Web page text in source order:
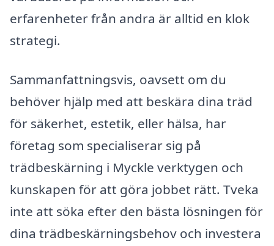
erfarenheter från andra är alltid en klok
strategi.
Sammanfattningsvis, oavsett om du
behöver hjälp med att beskära dina träd
för säkerhet, estetik, eller hälsa, har
företag som specialiserar sig på
trädbeskärning i Myckle verktygen och
kunskapen för att göra jobbet rätt. Tveka
inte att söka efter den bästa lösningen för
dina trädbeskärningsbehov och investera